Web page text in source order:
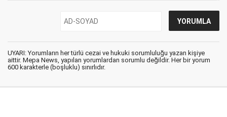
UYARI: Yorumların her türlü cezai ve hukuki sorumluluğu yazan kişiye
aittir. Mepa News, yapılan yorumlardan sorumlu değildir. Her bir yorum
600 karakterle (boşluklu) sınırlıdır.